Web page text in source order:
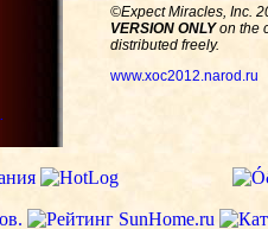
©Expect Miracles, Inc.
VERSION ONLYon the
distributed freely.
www.xoc2012.narod.ru